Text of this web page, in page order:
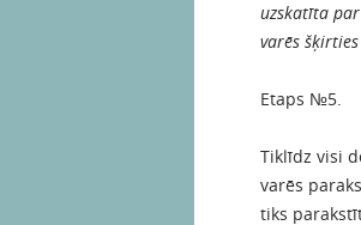
uzskatīta
varēs
Etaps №5.
Tiklīdz visi
varēs
tiks